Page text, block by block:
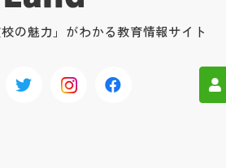
校の魅力」がわかる教育情報サイト